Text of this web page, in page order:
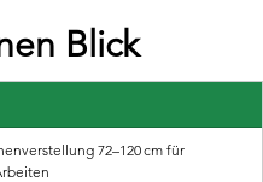
Blick
72–120 cm für